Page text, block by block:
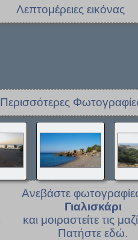
Λεπτομέρειες εικόνας
Περισσότερες
Ανεβάστε
Γιαλισκάρι
και μοιραστείτε τις
Πατήστε εδώ.